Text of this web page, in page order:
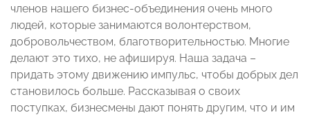
членов нашего бизнес-объединения очень много
людей, которые занимаются волонтерством,
добровольчеством, благотворительностью. Многие
делают это тихо, не афишируя. Наша задача –
придать этому движению импульс, чтобы добрых дел
становилось больше. Рассказывая о своих
поступках, бизнесмены дают понять другим, что и им